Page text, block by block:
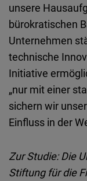
unsere
bürokratischen
Unternehmen
technische
Initiative
„nur mit einer
sichern wir
Einfluss in der
Zur Studie: Die
Stiftung für die